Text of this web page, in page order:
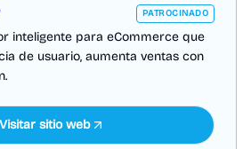
PATROCINADO
inteligente para eCommerce que
de usuario, aumenta ventas con
Visitar sitio web